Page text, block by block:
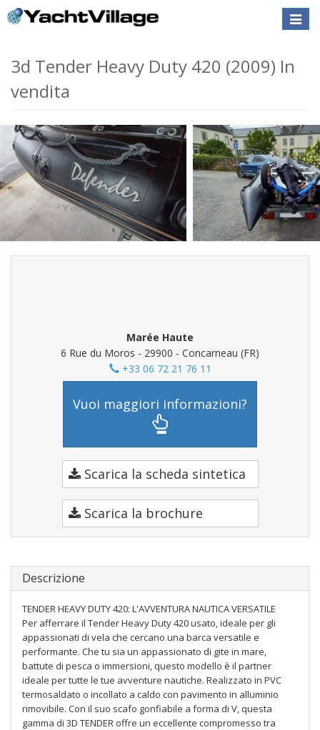
Toggle
3d Tender Heavy Duty 420 (2009) In
vendita
Marée Haute
6 Rue du Moros - 29900 - Concarneau (FR)
+33 06 72 21 76 11
Vuoi maggiori informazioni?
Scarica la scheda sintetica
Scarica la brochure
Descrizione
TENDER HEAVY DUTY 420: L'AVVENTURA NAUTICA VERSATILE
Per afferrare il Tender Heavy Duty 420 usato, ideale per gli
appassionati di vela che cercano una barca versatile e
performante. Che tu sia un appassionato di gite in mare,
battute di pesca o immersioni, questo modello è il partner
ideale per tutte le tue avventure nautiche. Realizzato in PVC
termosaldato o incollato a caldo con pavimento in alluminio
rimovibile. Con il suo scafo gonfiabile a forma di V, questa
gamma di 3D TENDER offre un eccellente compromesso tra